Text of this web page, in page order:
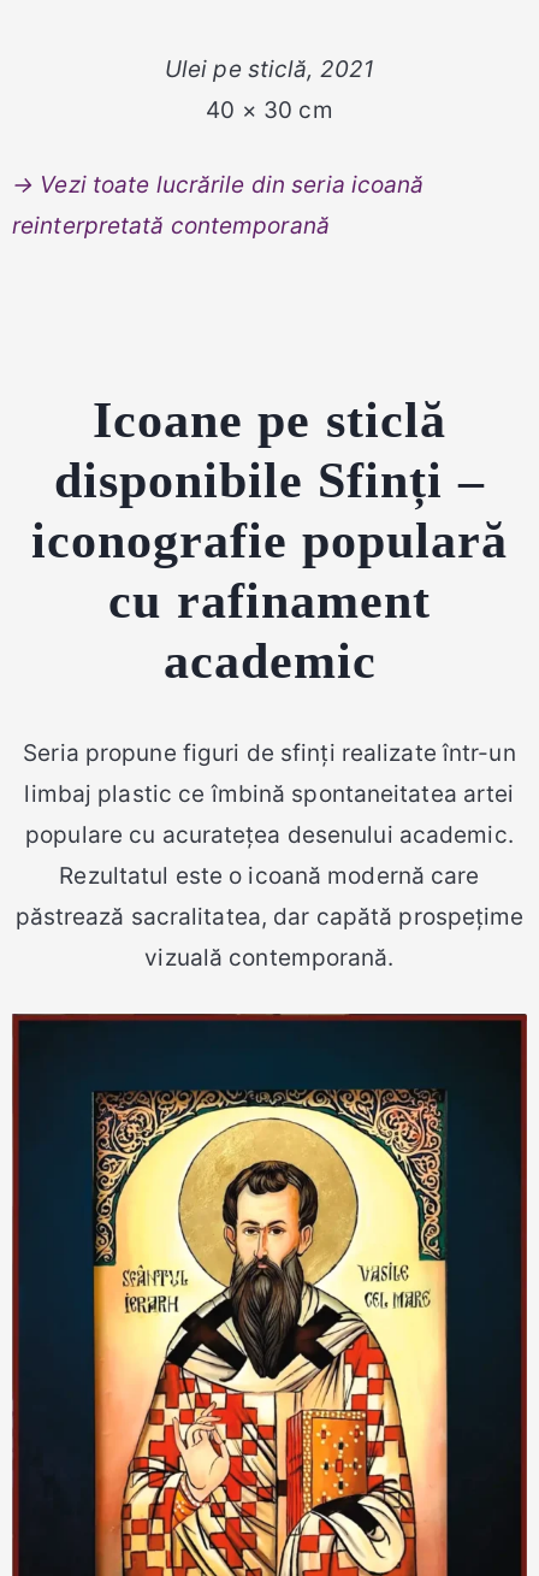
Ulei pe sticlă, 2021
40 × 30 cm
→ Vezi toate lucrările din seria icoană
reinterpretată contemporană
Icoane pe sticlă
disponibile Sfinți –
iconografie populară
cu rafinament
academic
Seria propune figuri de sfinți realizate într-un
limbaj plastic ce îmbină spontaneitatea artei
populare cu acuratețea desenului academic.
Rezultatul este o icoană modernă care
păstrează sacralitatea, dar capătă prospețime
vizuală contemporană.